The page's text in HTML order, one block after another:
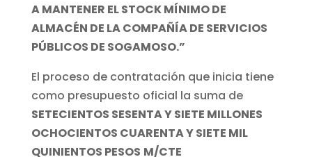
A MANTENER EL STOCK MÍNIMO DE
ALMACÉN DE LA COMPAÑÍA DE SERVICIOS
PÚBLICOS DE SOGAMOSO.”
El proceso de contratación que inicia tiene
como presupuesto oficial la suma de
SETECIENTOS SESENTA Y SIETE MILLONES
OCHOCIENTOS CUARENTA Y SIETE MIL
QUINIENTOS PESOS M/CTE